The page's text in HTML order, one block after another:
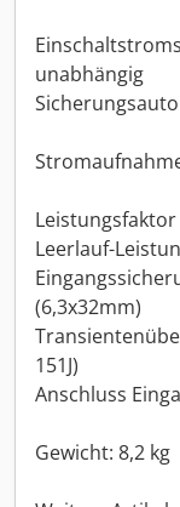
unabhängig
Leistungsfaktor
Leerlauf-
(6,3x32mm)
151J)
Anschluss
Gewicht: 8,2 kg